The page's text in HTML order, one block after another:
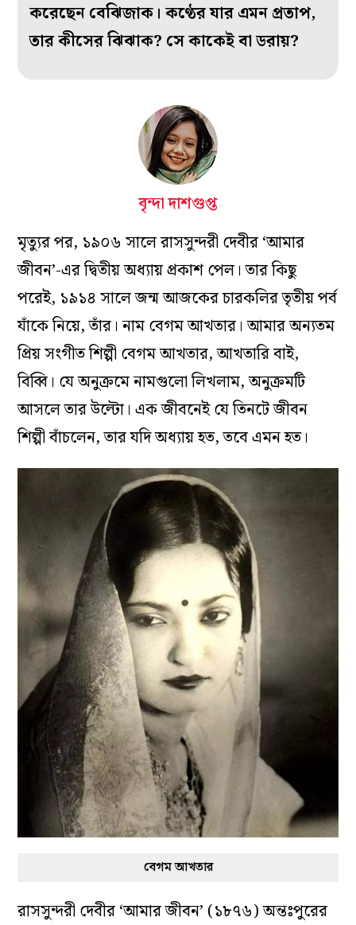
করেছেন বেঝিজাক। কণ্ঠের যার এমন প্রতাপ,
তার কীসের ঝিঝাক? সে কাকেই বা ডরায়?
বৃন্দা দাশগুপ্ত
মৃত্যুর পর, ১৯০৬ সালে রাসসুন্দরী দেবীর ‘আমার
জীবন’-এর দ্বিতীয় অধ্যায় প্রকাশ পেল। তার কিছু
পরেই, ১৯১৪ সালে জন্ম আজকের চারকলির তৃতীয় পর্ব
যাঁকে নিয়ে, তাঁর। নাম বেগম আখতার। আমার অন্যতম
প্রিয় সংগীত শিল্পী বেগম আখতার, আখতারি বাই,
বিব্বি। যে অনুক্রমে নামগুলো লিখলাম, অনুক্রমটি
আসলে তার উল্টো। এক জীবনেই যে তিনটে জীবন
শিল্পী বাঁচলেন, তার যদি অধ্যায় হত, তবে এমন হত।
বেগম আখতার
রাসসুন্দরী দেবীর ‘আমার জীবন’ (১৮৭৬) অন্তঃপুরের